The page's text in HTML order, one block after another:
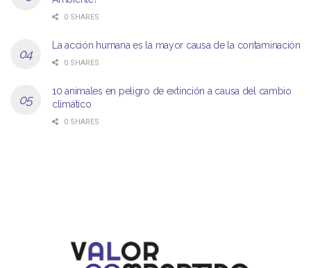
0 SHARES
La acción humana es la mayor causa de la contaminación
0 SHARES
10 animales en peligro de extinción a causa del cambio
climático
0 SHARES